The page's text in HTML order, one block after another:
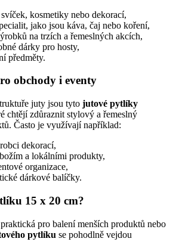
kosmetiky nebo dekorací,
jako jsou káva, čaj nebo koření,
na trzích a řemeslných akcích,
dárky pro hosty,
předměty.
obchody i eventy
juty jsou tyto jutové pytlíky
chtějí zdůraznit stylový a řemeslný
Často je využívají například:
dekorací,
a lokálními produkty,
organizace,
dárkové balíčky.
15 x 20 cm?
pro balení menších produktů nebo
pytlíku se pohodlně vejdou